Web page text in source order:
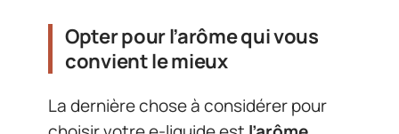
Opter pour l’arôme qui vous
convient le mieux
La dernière chose à considérer pour